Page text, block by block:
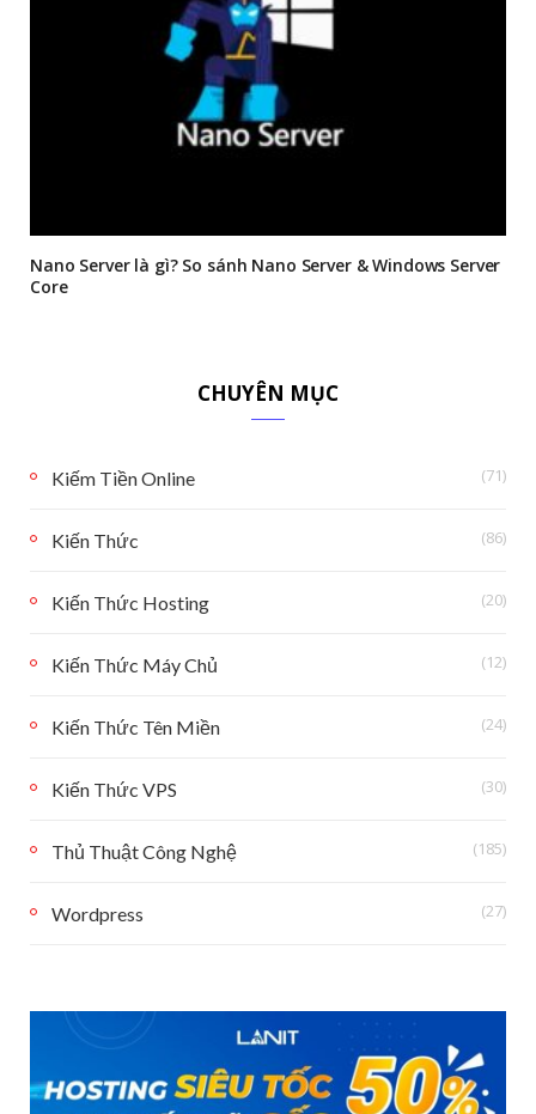
Nano Server là gì? So sánh Nano Server & Windows Server
Core
CHUYÊN MỤC
Kiếm Tiền Online (71)
Kiến Thức (86)
Kiến Thức Hosting (20)
Kiến Thức Máy Chủ (12)
Kiến Thức Tên Miền (24)
Kiến Thức VPS (30)
Thủ Thuật Công Nghệ (185)
Wordpress (27)